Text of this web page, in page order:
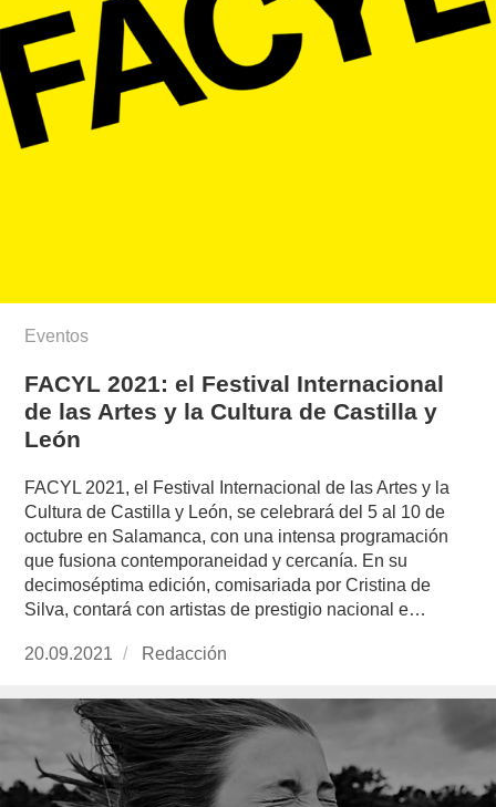
Eventos
FACYL 2021: el Festival Internacional
de las Artes y la Cultura de Castilla y
León
FACYL 2021, el Festival Internacional de las Artes y la
Cultura de Castilla y León, se celebrará del 5 al 10 de
octubre en Salamanca, con una intensa programación
que fusiona contemporaneidad y cercanía. En su
decimoséptima edición, comisariada por Cristina de
Silva, contará con artistas de prestigio nacional e…
Publicado
20.09.2021 https://www.experimenta.es/author/redaccion/
Redacción